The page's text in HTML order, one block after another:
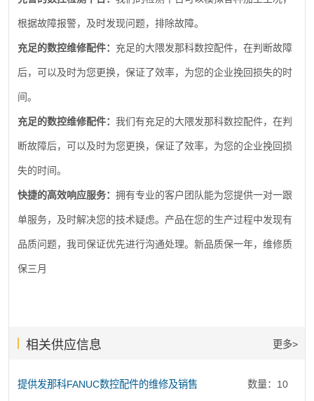
根据故障报警，及时发现问题，排除故障。
充足的数控维修配件： 充足的大隈发那科数控配件，在判断故障
后，可以及时为您更换，保证了效率，为您的企业挽回损失的时
间。
充足的数控维修配件： 我们有充足的大隈发那科数控配件，在判
断故障后，可以及时为您更换，保证了效率，为您的企业挽回损
失的时间。
快捷的高效响应服务： 拥有专业的客户团队能为您提供一对一跟
单服务，及时解决您的技术疑虑。产品在您的生产过程中发现有
品质问题，我司保证优先进行沟通处理。新品质保一年，维修质
保三月
相关供应信息 更多>
提供发那科FANUC数控配件的维修及销售 数量：10